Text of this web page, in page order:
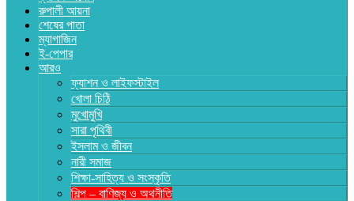
রুপালী আয়না
শেষের পাতা
ম্যাগাজিন
ই-পেপার
আরও
ফ্যাশন ও লাইফস্টাইল
খোলা চিঠি
মুখোমুখি
সারা পৃথিবী
ইসলাম ও জীবন
নারী সমাজ
শিক্ষা-সাহিত্য ও সংস্কৃতি
শিল্প – বাণিজ্য ও অথনীতি